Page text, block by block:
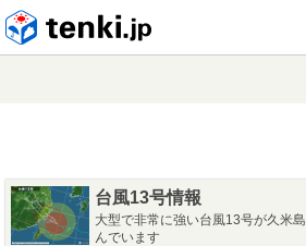
台風13号情報
大型で非常に強い台風13号が久米
んでいます